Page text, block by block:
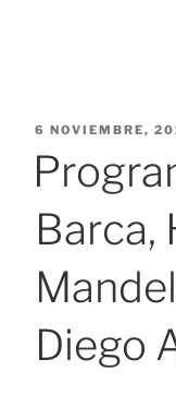
PUBLICADO
6 NOVIEMBRE,
Barca,
Diego